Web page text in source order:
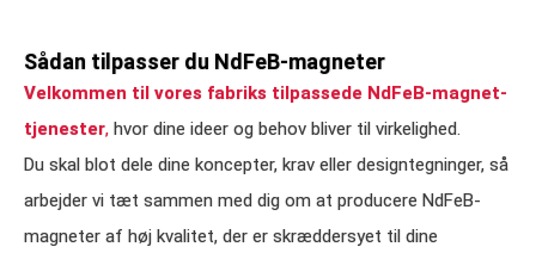
Sådan tilpasser du NdFeB-magneter
Velkommen til vores fabriks tilpassede NdFeB-magnet-
tjenester, hvor dine ideer og behov bliver til virkelighed.
Du skal blot dele dine koncepter, krav eller designtegninger, så
arbejder vi tæt sammen med dig om at producere NdFeB-
magneter af høj kvalitet, der er skræddersyet til dine